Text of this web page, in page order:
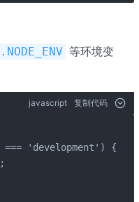
等环境变
javascript 复制代码
=== 'development') {